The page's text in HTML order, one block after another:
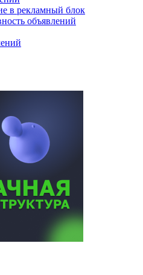
в рекламный блок
объявлений